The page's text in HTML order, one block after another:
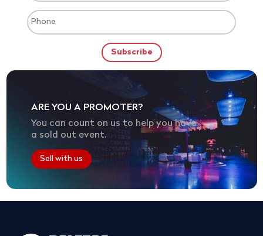
ARE YOU A PROMOTER?
You can count on us to help you have
a sold out event.
Sell with us